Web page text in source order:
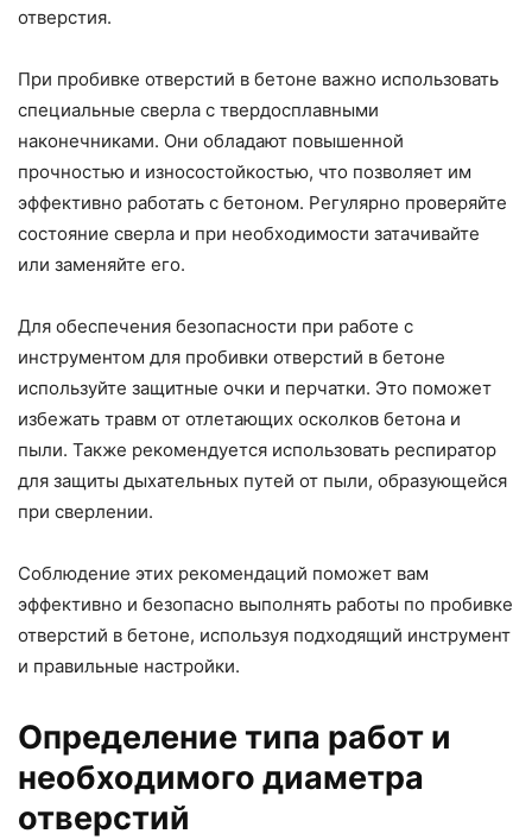
отверстия.
При пробивке отверстий в бетоне важно использовать
специальные сверла с твердосплавными
наконечниками. Они обладают повышенной
прочностью и износостойкостью, что позволяет им
эффективно работать с бетоном. Регулярно проверяйте
состояние сверла и при необходимости затачивайте
или заменяйте его.
Для обеспечения безопасности при работе с
инструментом для пробивки отверстий в бетоне
используйте защитные очки и перчатки. Это поможет
избежать травм от отлетающих осколков бетона и
пыли. Также рекомендуется использовать респиратор
для защиты дыхательных путей от пыли, образующейся
при сверлении.
Соблюдение этих рекомендаций поможет вам
эффективно и безопасно выполнять работы по пробивке
отверстий в бетоне, используя подходящий инструмент
и правильные настройки.
Определение типа работ и
необходимого диаметра
отверстий